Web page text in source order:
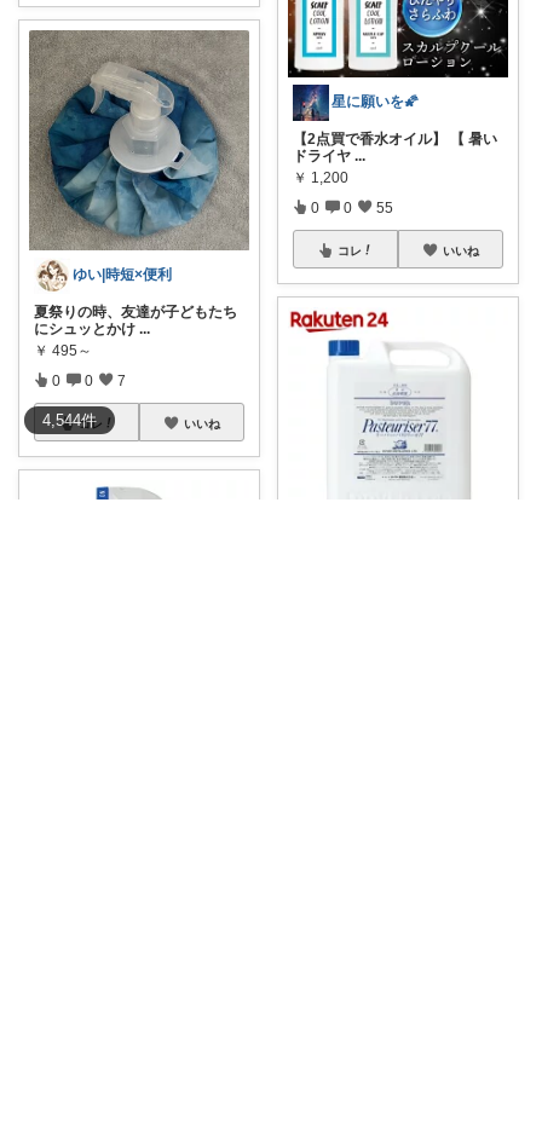
4,544件
ゆい|時短×便利
夏祭りの時、友達が子どもたち
にシュッとかけ ...
￥ 495～
0 0 7
コレ いいね
星に願いを🌠
【2点買で香水オイル】 【 暑い
ドライヤ ...
￥ 1,200
0 0 55
コレ いいね